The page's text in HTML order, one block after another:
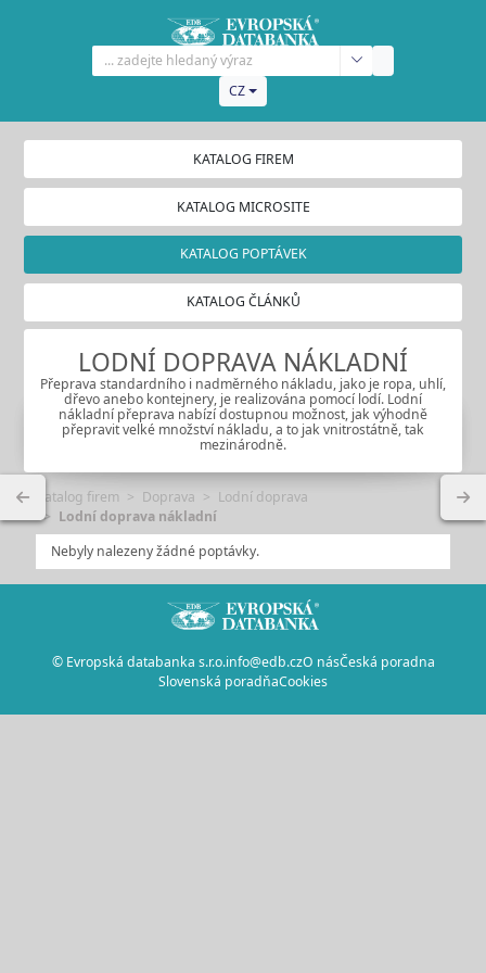
CZ
KATALOG FIREM
KATALOG MICROSITE
KATALOG POPTÁVEK
KATALOG ČLÁNKŮ
LODNÍ DOPRAVA NÁKLADNÍ
Přeprava standardního i nadměrného nákladu, jako je ropa, uhlí,
dřevo anebo kontejnery, je realizována pomocí lodí. Lodní
nákladní přeprava nabízí dostupnou možnost, jak výhodně
přepravit velké množství nákladu, a to jak vnitrostátně, tak
mezinárodně.
Katalog firem Doprava
Lodní doprava
Lodní doprava nákladní
Nebyly nalezeny žádné poptávky.
© Evropská databanka s.r.o.info@edb.czO násČeská poradna
Slovenská poradňaCookies